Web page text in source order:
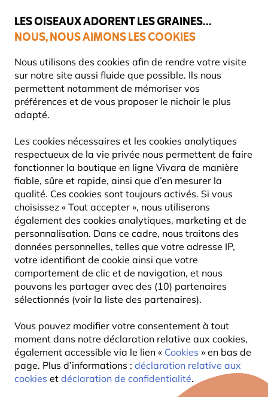
LES OISEAUX ADORENT LES GRAINES...
NOUS, NOUS AIMONS LES COOKIES
Nous utilisons des cookies afin de rendre votre visite
sur notre site aussi fluide que possible. Ils nous
permettent notamment de mémoriser vos
préférences et de vous proposer le nichoir le plus
adapté.
Les cookies nécessaires et les cookies analytiques
respectueux de la vie privée nous permettent de faire
fonctionner la boutique en ligne Vivara de manière
fiable, sûre et rapide, ainsi que d’en mesurer la
qualité. Ces cookies sont toujours activés. Si vous
choisissez « Tout accepter », nous utiliserons
également des cookies analytiques, marketing et de
personnalisation. Dans ce cadre, nous traitons des
données personnelles, telles que votre adresse IP,
votre identifiant de cookie ainsi que votre
comportement de clic et de navigation, et nous
pouvons les partager avec des (10) partenaires
sélectionnés (voir la liste des partenaires).
Vous pouvez modifier votre consentement à tout
moment dans notre déclaration relative aux cookies,
également accessible via le lien « Cookies » en bas de
page. Plus d’informations : déclaration relative aux
cookies et déclaration de confidentialité.
catégories.
Très bien noté dans 11 pays
Livraison express gratuite dès 59 €
Vivara Plus
PROFITEZ DE RÉCOMPENSES À
CHAQUE ACHAT
Avec Vivara Plus, chaque achat vous rapproche de
votre prochaine récompense. Gagnez des Points
Nature tout en aidant les oiseaux de jardin et
d’autres animaux, débloquez des avantages